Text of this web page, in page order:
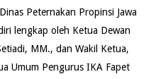
Peternakan Propinsi Jawa
lengkap oleh Ketua Dewan
MM., dan Wakil Ketua,
Umum Pengurus IKA Fapet